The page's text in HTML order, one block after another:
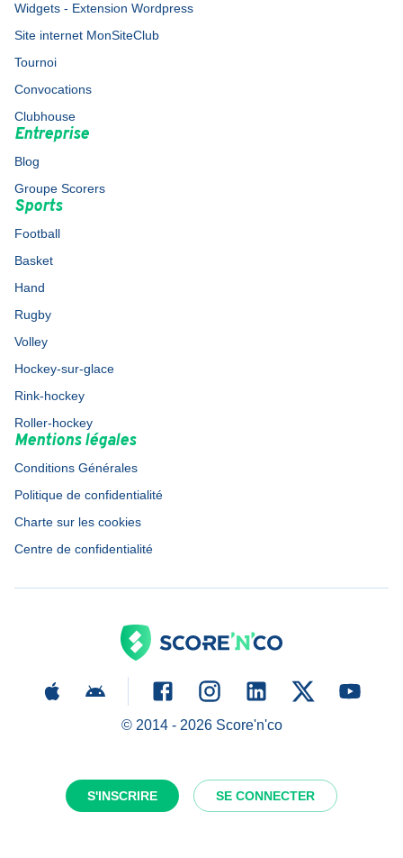
S'INSCRIRE SE CONNECTER
Widgets - Extension Wordpress
Site internet MonSiteClub
Tournoi
Convocations
Clubhouse
Entreprise
Blog
Groupe Scorers
Sports
Football
Basket
Hand
Rugby
Volley
Hockey-sur-glace
Rink-hockey
Roller-hockey
Mentions légales
Conditions Générales
Politique de confidentialité
Charte sur les cookies
Centre de confidentialité
© 2014 - 2026Score'n'co